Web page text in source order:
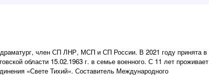
драматург, член СП ЛНР, МСП и СП России. В 2021 году принята в
области 15.02.1963 г. в семье военного. С 11 лет проживает
«Свете Тихий». Составитель Международного